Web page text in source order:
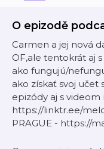
O epizodě
Carmen a jej nová
OF,ale tentokrát aj
ako fungujú/
ako získať svoj učet
epizódy aj s
https://linktr.ee/
PRAGUE - https://